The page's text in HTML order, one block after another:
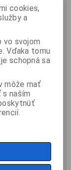
cookies,
a
vo svojom
Vďaka tomu
schopná sa
môže mať
naším